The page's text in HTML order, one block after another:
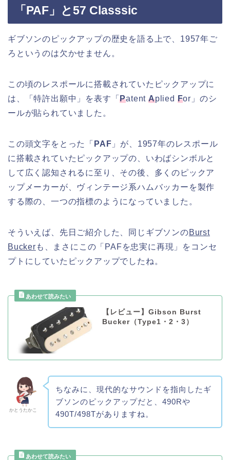
「PAF」と57 Classsic
ギブソンのピックアップの歴史を語る上で、1957年ご
ろというのは欠かせません。
この頃のレスポールに搭載されていたピックアップに
は、「特許出願中」を表す「PatentAplied For」のシ
ールが貼られていました。
この頭文字をとった「 PAF 」が、1957年のレスポール
に搭載されていたピックアップの、いわばシンボルと
して広く認知されるに至り、その後、多くのピックア
ップメーカーが、ヴィンテージ系ハムバッカーを製作
する際の、一つの指標のようになっていました。
そういえば、先日ご紹介した、同じギブソンのBurst
Bucker も、まさにこの「PAFを忠実に再現」をコンセ
プトにしていたピックアップでしたね。
【レビュー】Gibson Burst
Bucker（Type1・2・3）
かとうたかこ
ちなみに、現代的なサウンドを指向したギ
ブソンのピックアップだと、490Rや
490T/498Tがありますね。